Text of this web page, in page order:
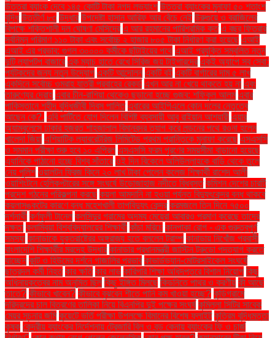
উত্তরা ব্যাংক দেবে ১৪৫ কোটি টাকা নগদ লভ্যাংশ উত্তরা ব্যাংকের মুনাফা ৫০ শতাংশ
বৃদ্ধি উত্তীর্ণ ৮৩ উদ্ধার উপদেষ্টা হাসান আরিফ আর বেঁচে নেই উরুগুয়ে ও ব্রাজিলের
বিপক্ষে শক্তিশালী দল ঘোষণা মেসিদের এ আর রহমানের পারিশ্রমিক কত এ বছর ফিতরার
সর্বনিম্ন পরিমাণ ১১০ টাকা এবং সর্বোচ্চ ২ হাজার ৮০৫ টাকা নির্ধারণ করা হয়েছে এআই
এআই এর প্রভাব: গুগল ৩০০০০ কর্মীকে ছাঁটাইয়ের পথে এআই প্রযুক্তি সম্বলিত নতুন
দুটি ল্যাপটপ বাজারে এক ম্যাচ হাতে রেখে সিরিজ জয় টাইগারদের একই অ্যাপে সব সেবা:
পর্যটকদের জন্য নতুন উদ্যোগ একটি আন্দোলন একটি বই একটি বার্গারের দাম ৫ লাখ
একদিনে সর্বোচ্চ ওমরাহ যাত্রী প্রবাহের রেকর্ড এখন আর না খেয়ে থাকতে হয় না এবং
তারুণ্যের দ্রোহ এবার চীন-রাশিয়া থেকেও ছড়ানো হচ্ছে গুজব: শফিকুল আলম এবার
পাকিস্তানে শহীদ বুদ্ধিজীবী দিবস পালিত এবারের আইপিএলে কোন দলের নেতৃত্বে
আছেন কে?. এবি পার্টিতে যোগ দিলেন বিশিষ্ট ব্যবসায়ী আবু রাইয়ান আশয়ারী এয়ার
অ্যাম্বুলেন্সে ঢাকার হজরত শাহজালাল বিমানবন্দর ত্যাগ করে লন্ডনের পথে রওনা হলেন
খালেদা জিয়া এশিয়াটিক ল্যাবরেটরিজ লিমিটেড প্রথম প্রান্তিকে মুনাফা করেছে এসএসসি
ও সমমান পরীক্ষা শুরু হবে ১০ এপ্রিল এসএসসি ফরম পূরণের সময়সীমা বাড়ানো হয়েছে
এ্যানিকে পাঠানো হচ্ছে বিশ্ব সাঁতারে ওই দিন বিকেলে অলিউল্লাহকে বাড়ি থেকে তুলে
নেয় পুলিশ ওয়ালটন ফ্রিজ কিনে ২০ লাখ টাকা পেলেন কলেজ শিক্ষার্থী রাশেদ আলী
ওয়াশিংটনে হেলিকপ্টারের সঙ্গে সংঘর্ষে উড়োজাহাজ নদীতে বিধ্বস্ত কমিশন দেশের চারটি
প্রদেশ গঠনের পরিকল্পনা করছে কয়লা আমদানি না হওয়া পর্যন্ত বিদ্যুৎকেন্দ্র বন্ধ থাকবে
কয়লাসঙ্কটের কারণে বন্ধ মহেশখালী তাপবিদ্যুৎ কেন্দ্র করমজলে তিন দিনে ৭৫০০
দর্শনার্থী কর্ণফুলী টানেল কলসিন্দুর গ্রামের অদম্য মেয়েরা আবারও প্রমাণ করেছে তাদের
দক্ষতা কলাম্বিয়া বিশ্ববিদ্যালয়ের শিক্ষার্থী কাঁচা মরিচে কানপাকা রোগ - এক গুরুত্বপুর্ণ
সমস্যা কানাডাকে যুক্তরাষ্ট্রের অঙ্গরাজ্য হতে বললেন ট্রাম্প কানাডায় নিখোঁজ প্রবাসী
বাংলাদেশি শিক্ষার্থীর মরদেহ উদ্ধার কানাডার প্রধানমন্ত্রী জাস্টিন ট্রুডো পদত্যাগ করতে
যাচ্ছেন কান্ট ও হিউমের দর্শনে গাজালির প্রভাব কাভার্ডভ্যান-মোটরসাইকেল সংঘর্ষে
ছাত্রদল কর্মী নিহত কার ক্ষতি কার লাভ কারিগরি শিক্ষা অধিদপ্তরে বিশাল নিয়োগ কিছু
অধিনায়কত্বের নাম অনুমিত ছিল কিছু ইঙ্গিত মিলছে কিডনিতে পাথর ও করণীয় কী আছে
তাতে? কীভাবে খাবেন? কীভাবে বুঝবেন শীতে পানি কম খাওয়া হচ্ছে? কুড়িগ্রামে
দরিদ্রদের চাল বিতরণের তালিকা নিয়ে বিএনপির দুই পক্ষের সংঘর্ষ কুমিল্লা সিটির সাবেক
মেয়র সূচনার জমি কুয়েটে ভর্তি পরীক্ষা উপলক্ষে বিমানের বিশেষ ফ্লাইট কৃত্রিম বুদ্ধিমত্তা
কৃষক কেন্দ্রীয় ব্যাংকের নির্দেশনায় ট্রেজারি বিল ও বন্ড কেনায় ব্যাংকের ফি ও চার্জ